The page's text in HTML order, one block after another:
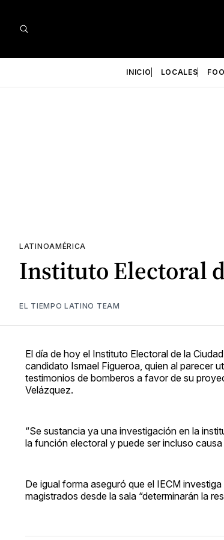
INICIO LOCALES
LATINOAMÉRICA
Instituto Electoral
EL TIEMPO LATINO TEAM
El día de hoy el Instituto Electoral de la
candidato Ismael Figueroa, quien al parecer
testimonios de bomberos a favor de su
Velázquez.
“Se sustancia ya una investigación en la
la función electoral y puede ser incluso
De igual forma aseguró que el IECM
magistrados desde la sala “determinarán la